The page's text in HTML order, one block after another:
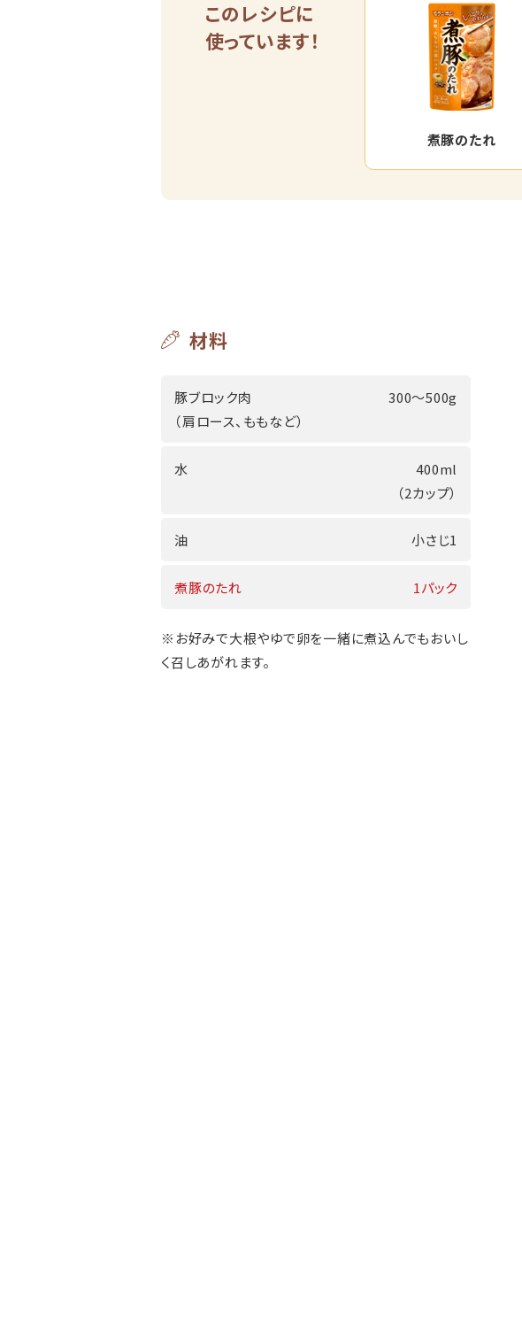
このレシピに
使っています！
煮豚のたれ
材料
豚ブロック肉
（肩ロース、ももなど）
300～500g
水
400ml
（2カップ）
油 小さじ1
煮豚のたれ 1パック
※お好みで大根やゆで卵を一緒に煮込んでもおいし
く召しあがれます。